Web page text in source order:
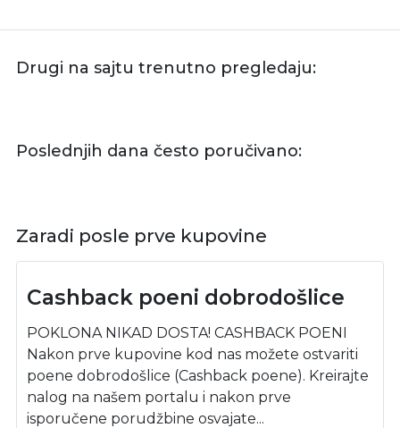
Drugi na sajtu trenutno pregledaju:
Poslednjih dana često poručivano:
Zaradi posle prve kupovine
Cashback poeni dobrodošlice
POKLONA NIKAD DOSTA! CASHBACK POENI
Nakon prve kupovine kod nas možete ostvariti
poene dobrodošlice (Cashback poene). Kreirajte
nalog na našem portalu i nakon prve
isporučene porudžbine osvajate...